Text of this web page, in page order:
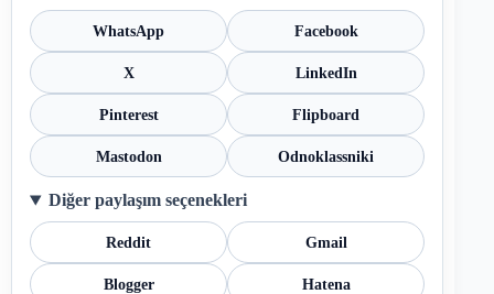
WhatsApp Facebook
X LinkedIn
Pinterest Flipboard
Mastodon Odnoklassniki
Diğer paylaşım seçenekleri
Reddit Gmail
Blogger Hatena